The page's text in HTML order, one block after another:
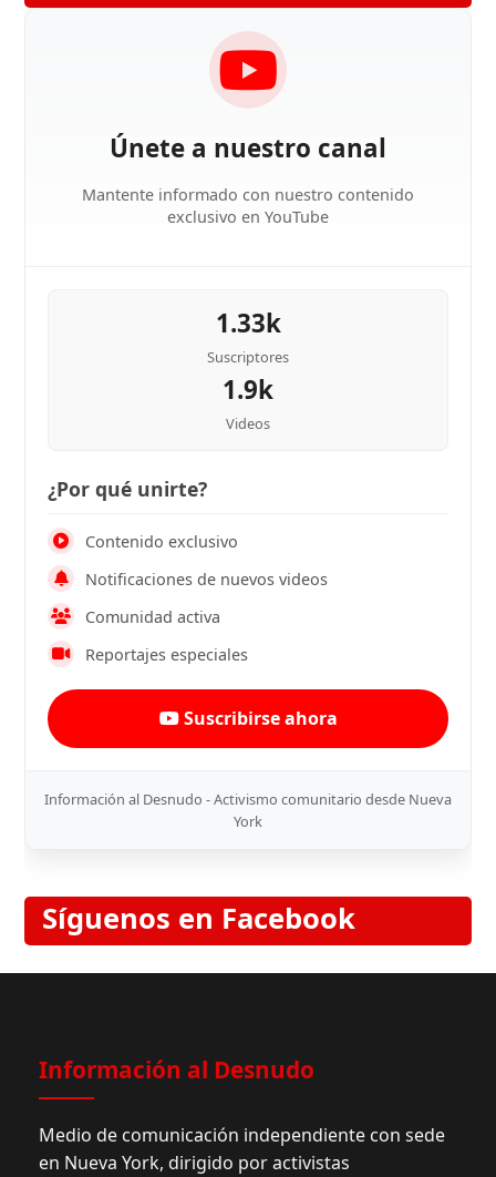
Únete a nuestro canal
Mantente informado con nuestro contenido
exclusivo en YouTube
1.33k
Suscriptores
1.9k
Videos
¿Por qué unirte?
Contenido exclusivo
Notificaciones de nuevos videos
Comunidad activa
Reportajes especiales
Suscribirse ahora
Información al Desnudo - Activismo comunitario desde Nueva
York
Síguenos en Facebook
Información al Desnudo
Medio de comunicación independiente con sede
en Nueva York, dirigido por activistas